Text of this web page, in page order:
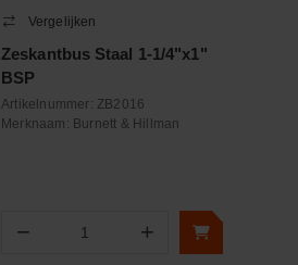
Vergelijken
Zeskantbus Staal 1-1/4"x1"
BSP
Artikelnummer: ZB2016
Merknaam: Burnett & Hillman
− Aantal +